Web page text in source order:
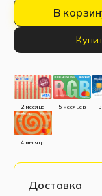
В
2 месяца 5 месяцев
4 месяца
Доставка